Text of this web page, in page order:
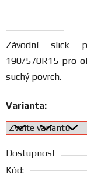
a
katalogy
Prodejny
Závodní slick
190/570R15 pro
suchý povrch.
Varianta:
Dostupnost
Kód: